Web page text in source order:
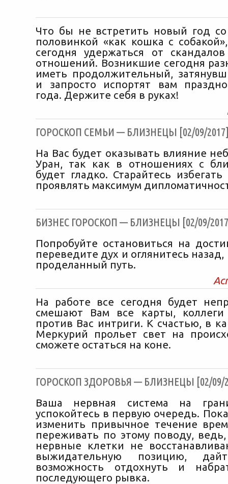
Что бы не встретить новый год
половинкой «как кошка с
сегодня удержаться от
отношений. Возникшие сегодня
иметь продолжительный,
и запросто испортят вам
года. Держите себя в руках!
ГОРОСКОП СЕМЬИ — БЛИЗНЕЦЫ [02/09/
На Вас будет оказывать влияние
Уран, так как в отношениях с
будет гладко. Старайтесь
проявлять максимум
БИЗНЕС ГОРОСКОП — БЛИЗНЕЦЫ [02/09/
Попробуйте остановиться на
переведите дух и оглянитесь
проделанный путь.
На работе все сегодня будет
смешают Вам все карты, коллеги
против Вас интриги. К счастью, в
Меркурий прольет свет на
сможете остаться на коне.
ГОРОСКОП ЗДОРОВЬЯ — БЛИЗНЕЦЫ [02/09/
Ваша нервная система на
успокойтесь в первую очередь.
изменить привычное течение
переживать по этому поводу,
нервные клетки не
выжидательную позицию,
возможность отдохнуть и
последующего рывка.